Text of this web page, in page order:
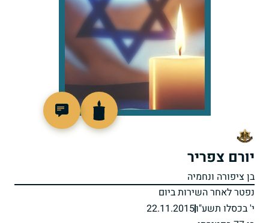
יורם צפריר
בן ציפורה ונחמיה
נפטר לאחר השירות ביום
י' בכסלו תשע"ו22.11.2015